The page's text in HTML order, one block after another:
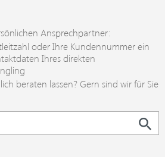
Ansprechpartner:
oder Ihre Kundennummer ein
Ihres direkten
beraten lassen? Gern sind wir für Sie